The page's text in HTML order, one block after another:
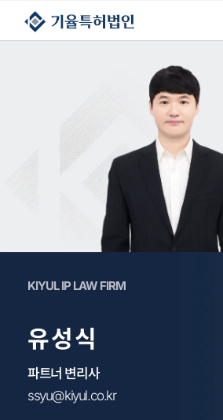
콘텐츠로
건너뛰기
KIYUL IP LAW FIRM
유성식
파트너 변리사
ssyu@kiyul.co.kr